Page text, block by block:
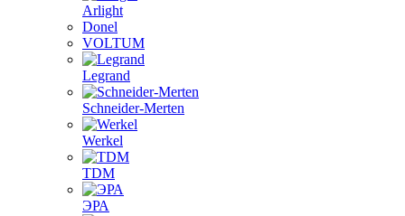
Arlight
Donel
VOLTUM
Legrand
Schneider-Merten
Werkel
TDM
ЭРА